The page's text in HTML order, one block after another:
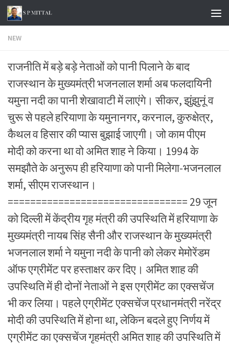
Skip to content
NEW
राजनीति में बड़े बड़े नेताओं को पानी पिलाने के बाद
राजस्थान के मुख्यमंत्री भजनलाल शर्मा अब फलदायिनी
यमुना नदी का पानी शेखावाटी में लाएंगे। सीकर, झुंझुनूं व
चुरू से पहले हरियाणा के यमुनानगर, करनाल, कुरुक्षेत्र,
कैथल व हिसार की प्यास बुझाई जाएगी। जो काम पीएम
मोदी को करना था वो अमित शाह ने किया। 1994 के
समझौते के अनुरूप ही हरियाणा को पानी मिलेगा-भजनलाल
शर्मा, सीएम राजस्थान।
================================ 29 जून
को दिल्ली में केंद्रीय गृह मंत्री की उपस्थिति में हरियाणा के
मुख्यमंत्री नायब सिंह सैनी और राजस्थान के मुख्यमंत्री
भजनलाल शर्मा ने यमुना नदी के पानी को लेकर मेमोरेंडम
ऑफ एग्रीमेंट पर हस्ताक्षर कर दिए। अमित शाह की
उपस्थिति में ही दोनों नेताओं ने इस एग्रीमेंट का एक्सचेंज
भी कर लिया। पहले एग्रीमेंट एक्सचेंज प्रधानमंत्री नरेंद्र
मोदी की उपस्थिति में होना था, लेकिन बदले हुए निर्णय में
एग्रीमेंट का एक्सचेंज गृहमंत्री अमित शाह की उपस्थिति में